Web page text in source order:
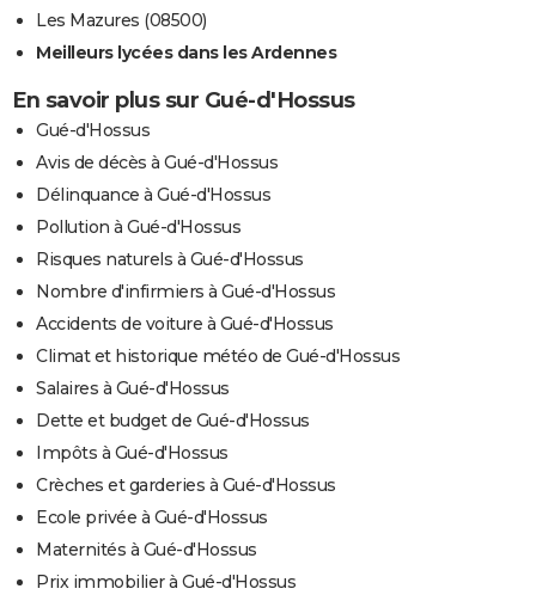
Les Mazures (08500)
Meilleurs lycées dans les Ardennes
En savoir plus sur Gué-d'Hossus
Gué-d'Hossus
Avis de décès à Gué-d'Hossus
Délinquance à Gué-d'Hossus
Pollution à Gué-d'Hossus
Risques naturels à Gué-d'Hossus
Nombre d'infirmiers à Gué-d'Hossus
Accidents de voiture à Gué-d'Hossus
Climat et historique météo de Gué-d'Hossus
Salaires à Gué-d'Hossus
Dette et budget de Gué-d'Hossus
Impôts à Gué-d'Hossus
Crèches et garderies à Gué-d'Hossus
Ecole privée à Gué-d'Hossus
Maternités à Gué-d'Hossus
Prix immobilier à Gué-d'Hossus